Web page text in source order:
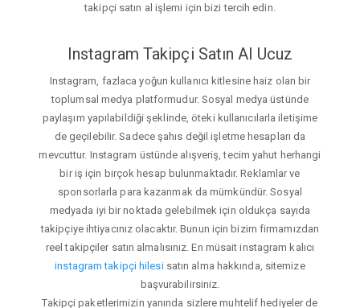
takipçi satın al işlemi için bizi tercih edin.
Instagram Takipçi Satın Al Ucuz
Instagram, fazlaca yoğun kullanıcı kitlesine haiz olan bir
toplumsal medya platformudur. Sosyal medya üstünde
paylaşım yapılabildiği şeklinde, öteki kullanıcılarla iletişime
de geçilebilir. Sadece şahıs değil işletme hesapları da
mevcuttur. Instagram üstünde alışveriş, tecim yahut herhangi
bir iş için birçok hesap bulunmaktadır. Reklamlar ve
sponsorlarla para kazanmak da mümkündür. Sosyal
medyada iyi bir noktada gelebilmek için oldukça sayıda
takipçiye ihtiyacınız olacaktır. Bunun için bizim firmamızdan
reel takipçiler satın almalısınız. En müsait instagram kalıcı
instagram takipçi hilesisatın alma hakkında, sitemize
başvurabilirsiniz.
Takipçi paketlerimizin yanında sizlere muhtelif hediyeler de